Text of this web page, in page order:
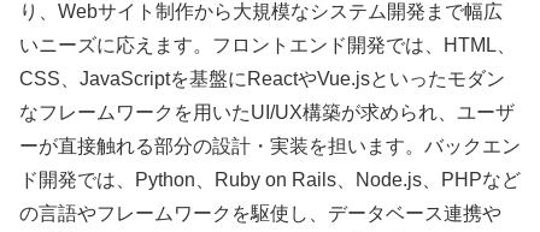
り、Webサイト制作から大規模なシステム開発まで幅広
いニーズに応えます。フロントエンド開発では、HTML、
CSS、JavaScriptを基盤にReactやVue.jsといったモダン
なフレームワークを用いたUI/UX構築が求められ、ユーザ
ーが直接触れる部分の設計・実装を担います。バックエン
ド開発では、Python、Ruby on Rails、Node.js、PHPなど
の言語やフレームワークを駆使し、データベース連携や